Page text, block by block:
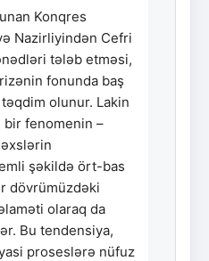
Konqres
Nazirliyindən Cefri
tələb etməsi,
fonunda baş
olunur. Lakin
bir fenomenin –
şəkildə ört-bas
dövrümüzdəki
olaraq da
Bu tendensiya,
proseslərə nüfuz